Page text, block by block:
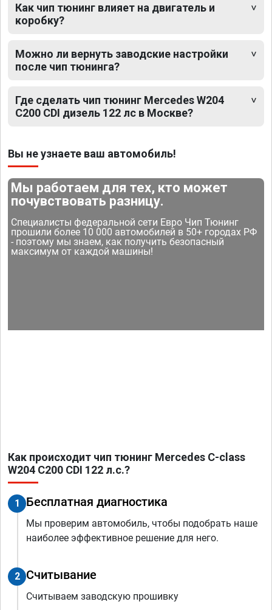
Как чип тюнинг влияет на двигатель и
коробку?
Можно ли вернуть заводские настройки
после чип тюнинга?
Где сделать чип тюнинг Mercedes W204
C200 CDI дизель 122 лс в Москве?
Вы не узнаете ваш автомобиль!
Мы работаем для тех, кто может
почувствовать разницу.
Специалисты федеральной сети Евро Чип Тюнинг
прошили более 10 000 автомобилей в 50+ городах РФ
- поэтому мы знаем, как получить безопасный
максимум от каждой машины!
Как происходит чип тюнинг Mercedes C-class
W204 C200 CDI 122 л.с.?
1 Бесплатная диагностика
Мы проверим автомобиль, чтобы подобрать наше
наиболее эффективное решение для него.
2 Считывание
Считываем заводскую прошивку